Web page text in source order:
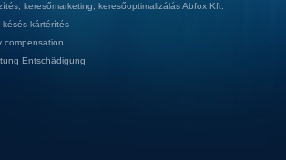
keresőmarketing keresőoptimalizálásAbfox Kft.
késés kártérítés
compensation
Entschädigung